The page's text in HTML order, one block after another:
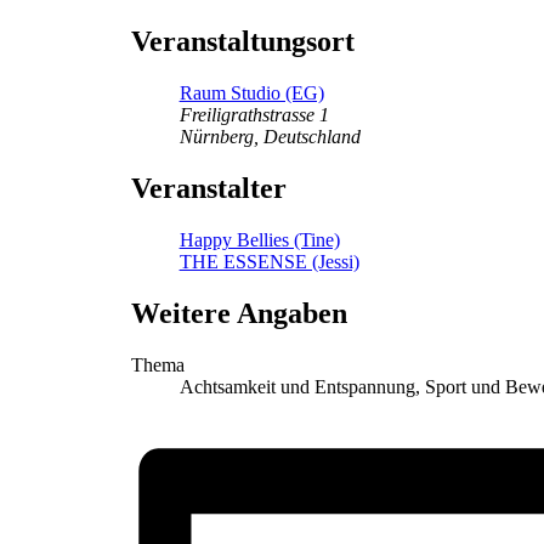
Veranstaltungsort
Raum Studio (EG)
Freiligrathstrasse 1
Nürnberg, Deutschland
Veranstalter
Happy Bellies (Tine)
THE ESSENSE (Jessi)
Weitere Angaben
Thema
Achtsamkeit und Entspannung, Sport und